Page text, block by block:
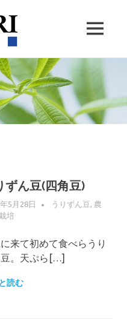
依
撮
影・
｜
縄
MENU
ずん豆(四角豆)
5月28日 WPMASTER
うりずん豆, 農
培
来て初めて食べらうり
。天ぷら[…]
読む